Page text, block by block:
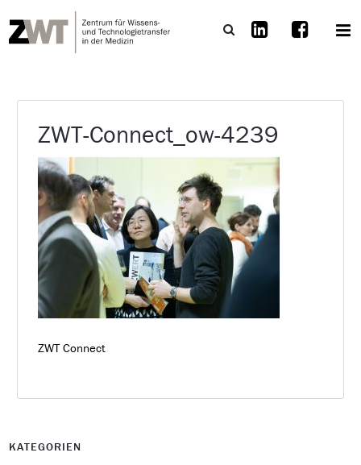
ZWT-Connect_ow-4239
ZWT Connect
KATEGORIEN